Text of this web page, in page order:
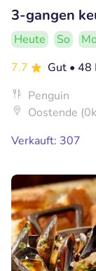
3-gangen
Heute So Mo
7.7
Gut • 48
Penguin
Oostende
Verkauft: 307